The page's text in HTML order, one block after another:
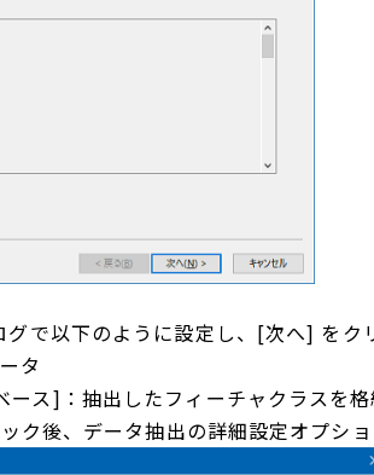
で以下のように設定し、[次へ] をク
タ
ス]：抽出したフィーチャクラスを格
ク後、データ抽出の詳細設定オプシ